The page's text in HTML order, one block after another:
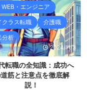
WEB・エンジニア
クラス転職 介護職
析
ージェント
2024/11/3
転職の全知識：成功へ
筋と注意点を徹底解
説！